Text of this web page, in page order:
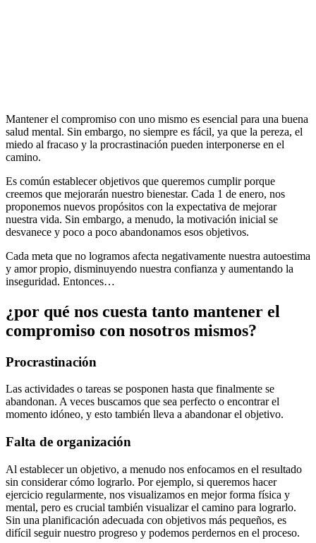
Mantener el compromiso con uno mismo es esencial para una buena
salud mental. Sin embargo, no siempre es fácil, ya que la pereza, el
miedo al fracaso y la procrastinación pueden interponerse en el
camino.
Es común establecer objetivos que queremos cumplir porque
creemos que mejorarán nuestro bienestar. Cada 1 de enero, nos
proponemos nuevos propósitos con la expectativa de mejorar
nuestra vida. Sin embargo, a menudo, la motivación inicial se
desvanece y poco a poco abandonamos esos objetivos.
Cada meta que no logramos afecta negativamente nuestra autoestima
y amor propio, disminuyendo nuestra confianza y aumentando la
inseguridad. Entonces…
¿por qué nos cuesta tanto mantener el
compromiso con nosotros mismos?
Procrastinación
Las actividades o tareas se posponen hasta que finalmente se
abandonan. A veces buscamos que sea perfecto o encontrar el
momento idóneo, y esto también lleva a abandonar el objetivo.
Falta de organización
Al establecer un objetivo, a menudo nos enfocamos en el resultado
sin considerar cómo lograrlo. Por ejemplo, si queremos hacer
ejercicio regularmente, nos visualizamos en mejor forma física y
mental, pero es crucial también visualizar el camino para lograrlo.
Sin una planificación adecuada con objetivos más pequeños, es
difícil seguir nuestro progreso y podemos perdernos en el proceso.